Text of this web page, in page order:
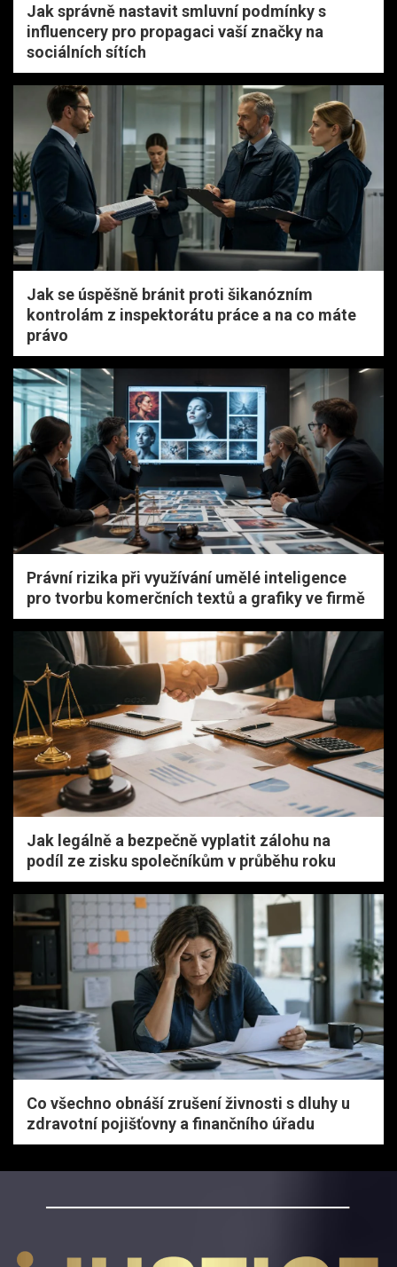
Jak správně nastavit smluvní podmínky s
influencery pro propagaci vaší značky na
sociálních sítích
Jak se úspěšně bránit proti šikanózním
kontrolám z inspektorátu práce a na co máte
právo
Právní rizika při využívání umělé inteligence
pro tvorbu komerčních textů a grafiky ve firmě
Jak legálně a bezpečně vyplatit zálohu na
podíl ze zisku společníkům v průběhu roku
Co všechno obnáší zrušení živnosti s dluhy u
zdravotní pojišťovny a finančního úřadu